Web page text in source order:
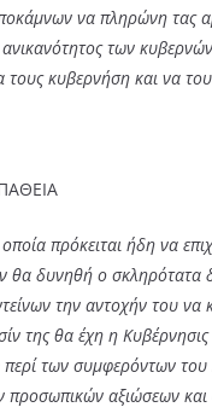
να πληρώνη τας
των
κυβερνήση και να
πρόκειται ήδη να
θα δυνηθή ο σκληρότατα
την αντοχήν του να
της θα έχη η
των συμφερόντων του
προσωπικών αξιώσεων και